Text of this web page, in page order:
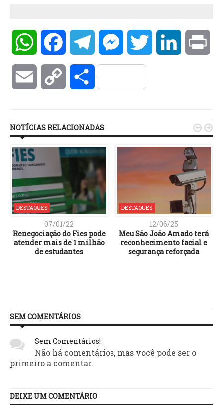
WhatsAppFacebookTelegramMessengerTwitter LinkedIn
Email Copy Compartilhar
NOTÍCIAS RELACIONADAS
DESTAQUES
07/01/22
Renegociação do Fies pode
atender mais de 1 milhão
de estudantes
DESTAQUES
12/06/25
Meu São João Amado terá
reconhecimento facial e
segurança reforçada
 
SEM COMENTÁRIOS
Sem Comentários!
Não há comentários, mas você pode ser o
primeiro a comentar.
DEIXE UM COMENTÁRIO